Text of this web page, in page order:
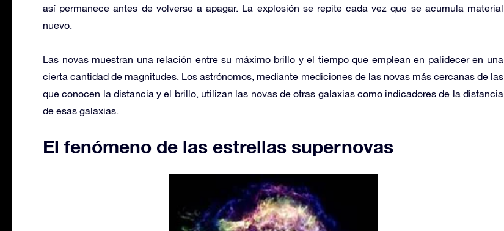
así permanece antes de volverse a apagar. La explosión se repite cada vez que se acumula material
nuevo.
Las novas muestran una relación entre su máximo brillo y el tiempo que emplean en palidecer en una
cierta cantidad de magnitudes. Los astrónomos, mediante mediciones de las novas más cercanas de las
que conocen la distancia y el brillo, utilizan las novas de otras galaxias como indicadores de la distancia
de esas galaxias.
El fenómeno de las estrellas supernovas